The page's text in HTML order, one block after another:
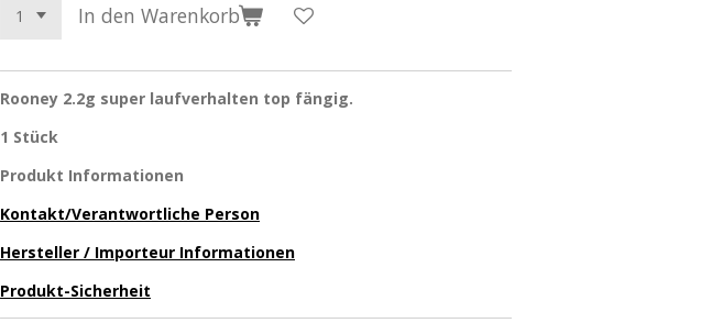
In den Warenkorb
Rooney 2.2g super laufverhalten top fängig.
1 Stück
Produkt Informationen
Kontakt/Verantwortliche Person
Hersteller / Importeur Informationen
Produkt-Sicherheit